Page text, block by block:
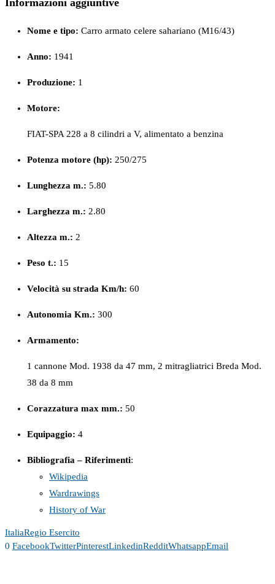
Nome e tipo: Carro armato celere sahariano (M16/43)
Anno: 1941
Produzione: 1
Motore:
FIAT-SPA 228 a 8 cilindri a V, alimentato a benzina
Potenza motore (hp): 250/275
Lunghezza m.: 5.80
Larghezza m.: 2.80
Altezza m.: 2
Peso t.: 15
Velocità su strada Km/h: 60
Autonomia Km.: 300
Armamento:
1 cannone Mod. 1938 da 47 mm, 2 mitragliatrici Breda Mod.
38 da 8 mm
Corazzatura max mm.: 50
Equipaggio: 4
Bibliografia – Riferimenti:
Wikipedia
Wardrawings
History of War
ItaliaRegio Esercito
0 FacebookTwitterPinterestLinkedinRedditWhatsappEmail